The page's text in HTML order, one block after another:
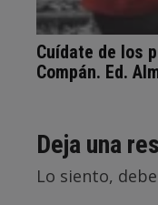
Cuídate de los
Compán. Ed.
Deja una
Lo siento,